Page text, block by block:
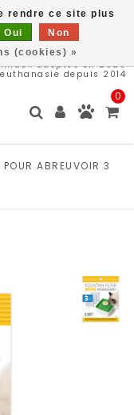
adoptés en 2026
euthanasie depuis 2014
0
ABREUVOIR 3
rendre ce site plus
Oui
Non
(cookies) »
de 89$*